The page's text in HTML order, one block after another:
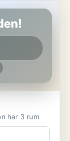
Bostaden har 3 rum